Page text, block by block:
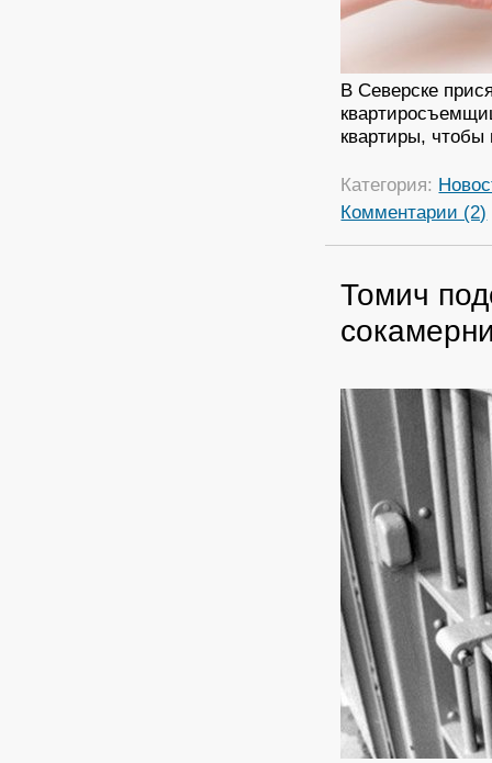
В Северске
квартиры, чтобы
Категория:
Комментарии (2)
Томич